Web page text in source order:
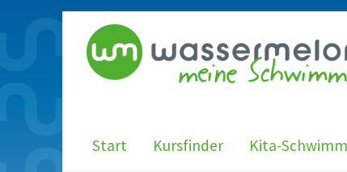
Start Kursfinder Kita-